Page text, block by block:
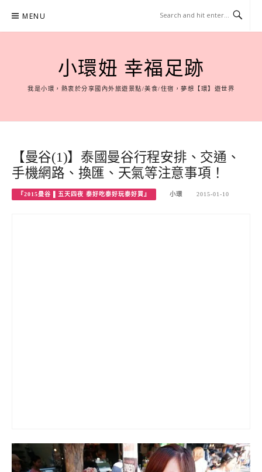
content
MENU
小環妞 幸福足跡
我是小環，熱衷於分享國內外旅遊景點/美食/住宿，夢想【環】遊世界
【曼谷(1)】泰國曼谷行程安排、交通、
手機網路、換匯、天氣等注意事項！
『2015曼谷 ▌五天四夜 泰好吃泰好玩泰好買』 小環 2015-01-10